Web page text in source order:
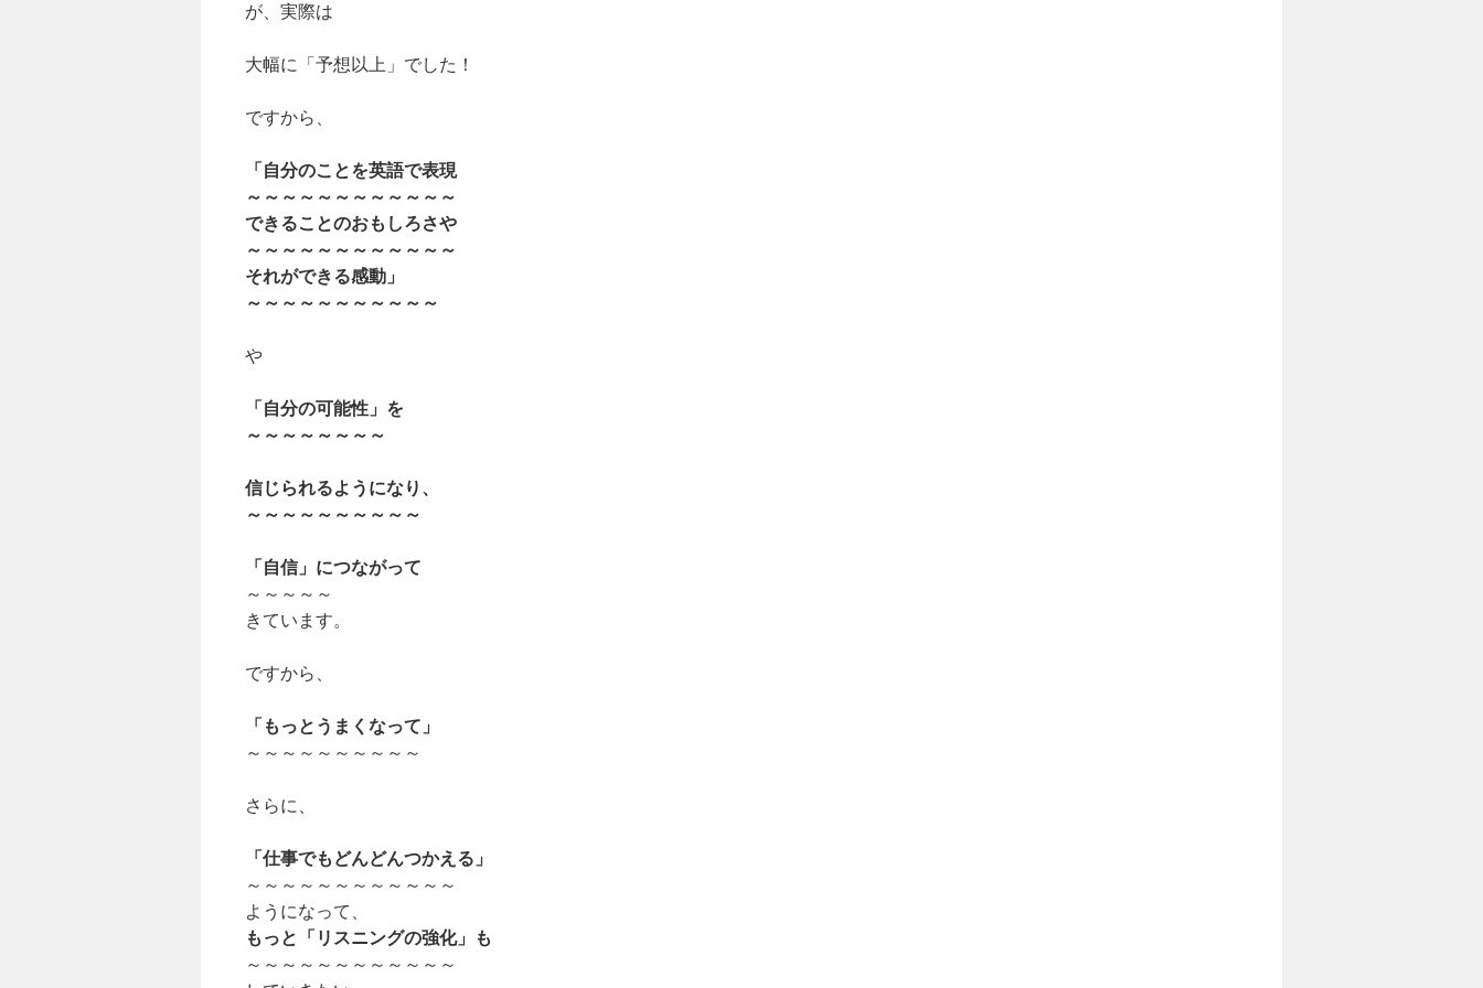
が、実際は
大幅に「予想以上」でした！
ですから、
「自分のことを英語で表現
～～～～～～～～～～～～
できることのおもしろさや
～～～～～～～～～～～～
それができる感動」
～～～～～～～～～～～
や
「自分の可能性」を
～～～～～～～～
信じられるようになり、
～～～～～～～～～～
「自信」につながって
～～～～～
きています。
ですから、
「もっとうまくなって」
～～～～～～～～～～
さらに、
「仕事でもどんどんつかえる」
～～～～～～～～～～～～
ようになって、
もっと「リスニングの強化」も
～～～～～～～～～～～～